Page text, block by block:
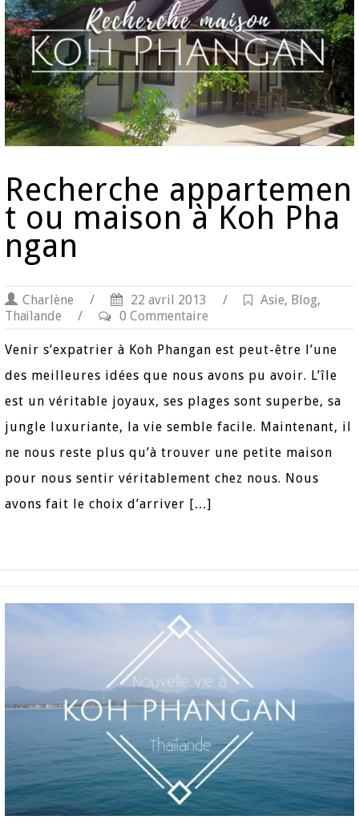
Recherche appartemen
t ou maison à Koh Pha
ngan
Charlène / 22 avril 2013 / Asie, Blog,
Thaïlande
/ 0 Commentaire
Venir s’expatrier à Koh Phangan est peut-être l’une
des meilleures idées que nous avons pu avoir. L’île
est un véritable joyaux, ses plages sont superbe, sa
jungle luxuriante, la vie semble facile. Maintenant, il
ne nous reste plus qu’à trouver une petite maison
pour nous sentir véritablement chez nous. Nous
avons fait le choix d’arriver […]